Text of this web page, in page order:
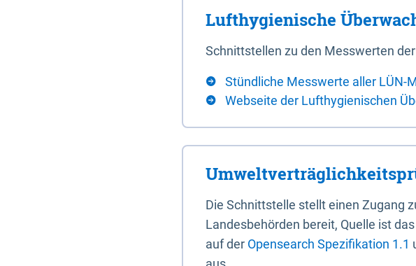
Lufthygienische
Schnittstellen zu den Messwerten
Stündliche Messwerte aller LÜN-
Webseite der Lufthygienischen
Die Schnittstelle stellt einen Zugang
Landesbehörden bereit, Quelle ist
auf der Opensearch Spezifikation 1.1